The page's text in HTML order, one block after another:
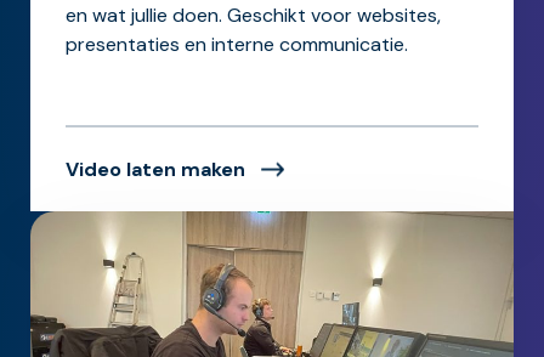
en wat jullie doen. Geschikt voor websites,
presentaties en interne communicatie.
Video laten maken